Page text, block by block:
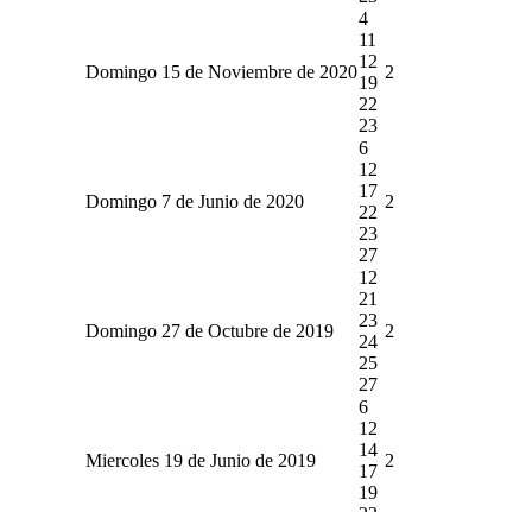
Domingo 15 de Noviembre de 2020
4
11
12
19
22
23
2
Domingo 7 de Junio de 2020
6
12
17
22
23
27
2
Domingo 27 de Octubre de 2019
12
21
23
24
25
27
2
Miercoles 19 de Junio de 2019
6
12
14
17
19
2